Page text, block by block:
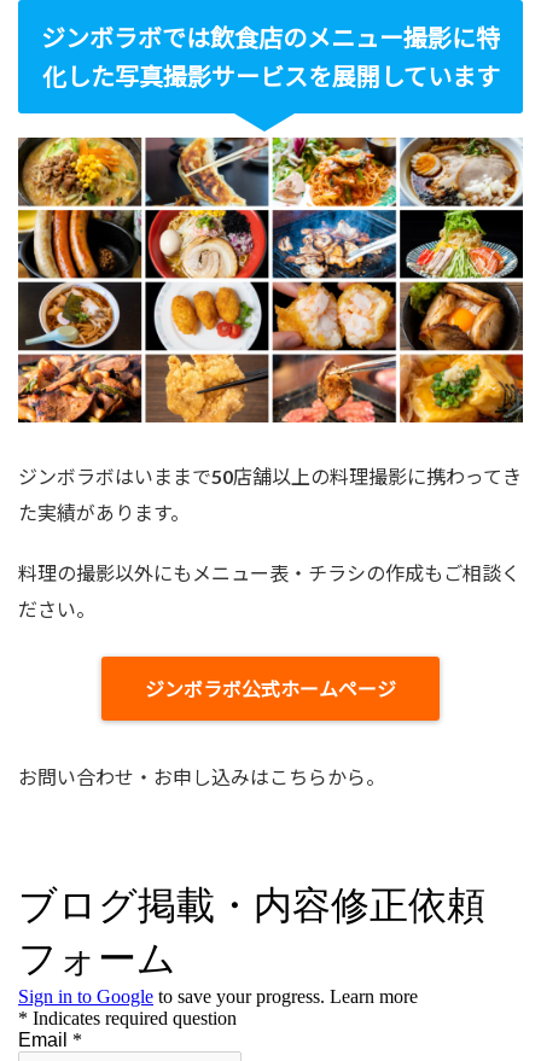
ジンボラボでは飲食店のメニュー撮影に特
化した写真撮影サービスを展開しています
ジンボラボはいままで50店舗以上の料理撮影に携わってき
た実績があります。
料理の撮影以外にもメニュー表・チラシの作成もご相談く
ださい。
ジンボラボ公式ホームページ
お問い合わせ・お申し込みはこちらから。